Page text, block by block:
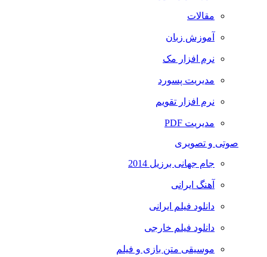
مقالات
آموزش زبان
نرم افزار مک
مدیریت پسورد
نرم افزار تقویم
مدیریت PDF
صوتی و تصویری
جام جهانی برزیل 2014
آهنگ ایرانی
دانلود فیلم ایرانی
دانلود فیلم خارجی
موسیقی متن بازی و فیلم